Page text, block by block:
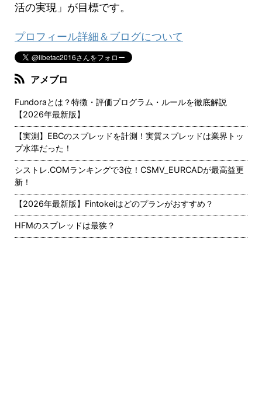
活の実現」が目標です。
プロフィール詳細＆ブログについて
アメブロ
Fundoraとは？特徴・評価プログラム・ルールを徹底解説
【2026年最新版】
【実測】EBCのスプレッドを計測！実質スプレッドは業界トッ
プ水準だった！
シストレ.COMランキングで3位！CSMV_EURCADが最高益更
新！
【2026年最新版】Fintokeiはどのプランがおすすめ？
HFMのスプレッドは最狭？